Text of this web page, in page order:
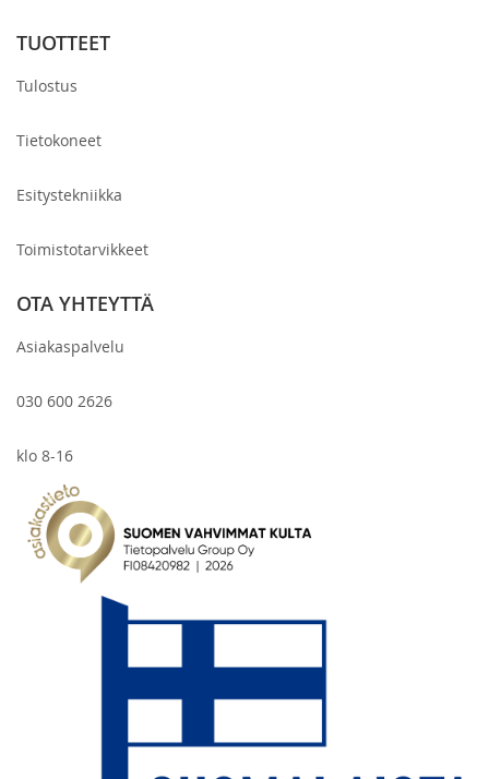
TUOTTEET
Tulostus
Tietokoneet
Esitystekniikka
Toimistotarvikkeet
OTA YHTEYTTÄ
Asiakaspalvelu
030 600 2626
klo 8-16